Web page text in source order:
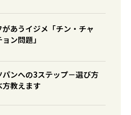
があうイジメ「チン・チャ
ン問題」
パンへの3ステップ－選び方
方教えます